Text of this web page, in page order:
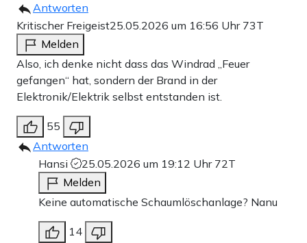
Antworten
Kritischer Freigeist25.05.2026 um 16:56 Uhr 73T
Melden
Also, ich denke nicht dass das Windrad „Feuer
gefangen“ hat, sondern der Brand in der
Elektronik/Elektrik selbst entstanden ist.
55
Antworten
Hansi
25.05.2026 um 19:12 Uhr 72T
Melden
Keine automatische Schaumlöschanlage? Nanu
14